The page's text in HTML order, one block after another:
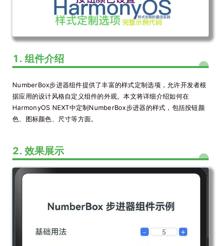
1. 组件介绍
NumberBox步进器组件提供了丰富的样式定制选项，允许开发者根
据应用的设计风格自定义组件的外观。本文将详细介绍如何在
HarmonyOS NEXT中定制NumberBox步进器的样式，包括按钮颜
色、图标颜色、尺寸等方面。
2. 效果展示